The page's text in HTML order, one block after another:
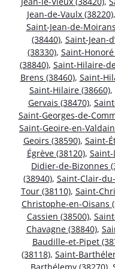
Jean-de-Vaulx (38220),
Saint-Jean-de-
(38440), Saint-Jean-
(38330), Saint-Honoré
(38840), Saint-Hilaire-
Brens (38460), Saint-
Saint-Hilaire (38660),
Gervais (38470),
Saint-Georges-de-
Saint-Geoire-en-
Geoirs (38590), Saint-
Égrève (38120),
Didier-de-Bizonnes
(38940), Saint-Clair-
Tour (38110), Saint-
Christophe-en-Oisans
Cassien (38500),
Chavagne (38840),
Baudille-et-Pipet
(38118), Saint-